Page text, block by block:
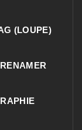
(LOUPE)